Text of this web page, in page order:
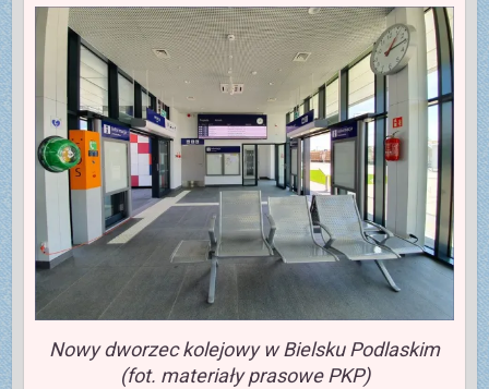
Nowy dworzec kolejowy w Bielsku Podlaskim
(fot. materiały prasowe PKP)